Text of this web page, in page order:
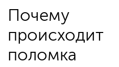
Почему
происходит
поломка